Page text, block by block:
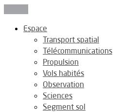
Espace
Transport spatial
Télécommunications
Propulsion
Vols habités
Observation
Sciences
Segment sol